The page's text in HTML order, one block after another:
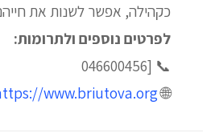
כקהילה, אפשר לשנות את
לפרטים נוספים ולתרומות:
📞 [046600456
🌐
www.briutova.org/